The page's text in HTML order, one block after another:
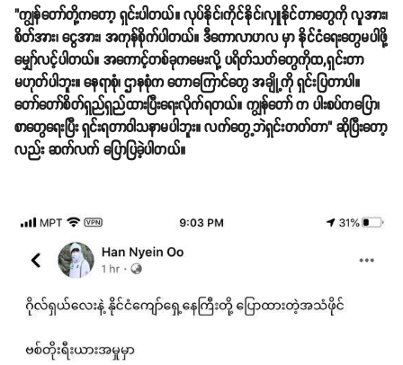
"ကျွန်တော်တို့ကတော့ ရှင်းပါတယ်။ လုပ်နိုင်၊ကိုင်နိုင်၊လှူနိုင်တာတွေကို လူအား၊
စိတ်အား၊ ငွေအား၊ အကုန်စိုက်ပါတယ်။ ဒီကောလာဟလ မှာ နိုင်ငံရေးတွေမပါဖို့
မျှော်လင့်ပါတယ်။ အကောင့်တစ်ခုကမေးလို့ ပရိတ်သတ်တွေကိုထ,ရှင်းတာ
မဟုတ်ပါဘူး။ နေရာစုံ၊ ဌာနစုံက တောကြောင်တွေ အချို့ကို ရှင်းပြတာပါ။
တော်တော်စိတ်ရှည်ရှည်ထားပြီးရေးလိုက်ရတယ်။ ကျွန်တော် က ပါးစပ်ကပြော၊
စာတွေရေးပြီး ရှင်းရတာဝါသနာမပါဘူး။ လက်တွေ့ဘဲရှင်းတတ်တာ" ဆိုပြီးတော့
လည်း ဆက်လက် ပြောပြခဲ့ပါတယ်။